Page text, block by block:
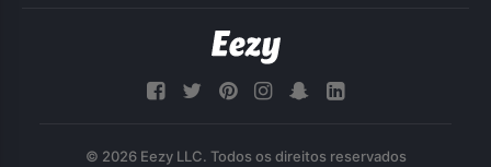
© 2026 Eezy LLC. Todos os direitos reservados